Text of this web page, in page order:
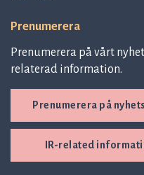
Prenumerera
Prenumerera på vårt
relaterad information.
Prenumerera på
IR-related